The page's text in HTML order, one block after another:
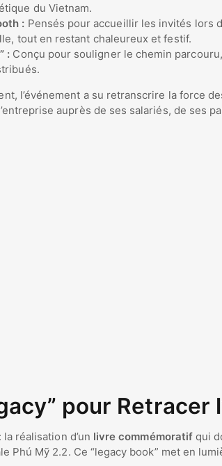
du Vietnam.
: Pensés pour accueillir les invités lors
tout en restant chaleureux et festif.
: Conçu pour souligner le chemin
l’événement a su retranscrire la force
auprès de ses salariés, de ses
pour Retracer
réalisation d’un livre commémoratif qui
Phú Mỹ 2.2. Ce “legacy book” met en